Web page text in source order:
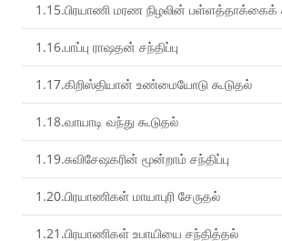
1.15.பிரயாணி மரண நிழலின்
1.16.பாப்பு ராஷதன் சந்திப்பு
1.17.கிறிஸ்தியான் உண்மையோடு கூடுதல்
1.18.வாயாடி வந்து கூடுதல்
1.19.சுவிசேஷகரின் மூன்றாம் சந்திப்பு
1.20.பிரயாணிகள் மாயாபுரி சேருதல்
1.21.பிரயாணிகள் உபாயியை சந்தித்தல்